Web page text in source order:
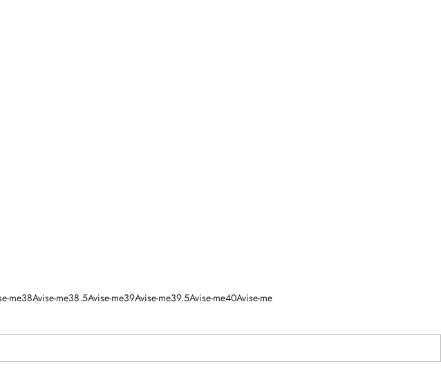
me38Avise-me38.5Avise-me39Avise-me39.5Avise-me40Avise-me